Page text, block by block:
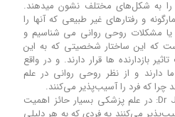
را به شکل‌های مختلف نشون میدهند.
و رفتارهای غیر طبیعی که آنها را
مشکلات روحی روانی می شناسیم و
که این ساختار شخصیتی که به این
بازدارنده ها قرار دارند. و در واقع
و از نظر روحی روانی در علم
که فرد را آسیب‌پذیر می‌کنند.
[10:23, 5/21/2021] Dr Jalali Hojjati: در علم پزشکی بسیار حائز اهمیت
می‌کنند یه فردی که به هر دلیلی